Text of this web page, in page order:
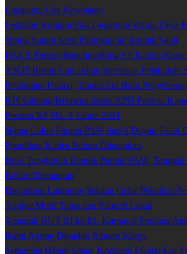
Langsung Cek Kesehatan
Ledakan Kompor Gas Gegerkan Warga Desa
Orang Suami Isteri Dilarikan ke Rumah Sakit
BNCT Terima Benchmarking PT Kaltim
ASDP Resmi Luncurkan Sterilisasi Pelabuhan
Pelabuhan Utama, Tandai Era Baru
KPI Cabang Belawan desak APH Periksa
Permen KP No. 3 Tahun 2021
Nama Calon Panitia PAW dari 4 Dusun Telah
Pemilihan Kades Belum Ditetapkan
Desa Tengkujuh Bentuk Panitia PAW, Tanggal
Belum Ditetapkan
Disparbud Lampung Selatan Gelar Pelatihan
Angkat Motif Tapis dan Filosofi Lokal
Semarak HUT RI ke-81, Karnaval Perdana
Bumi Agung Dipadati Ribuan Warga
Semangat Hidup Sehat, Kodaeral I Gelar Car